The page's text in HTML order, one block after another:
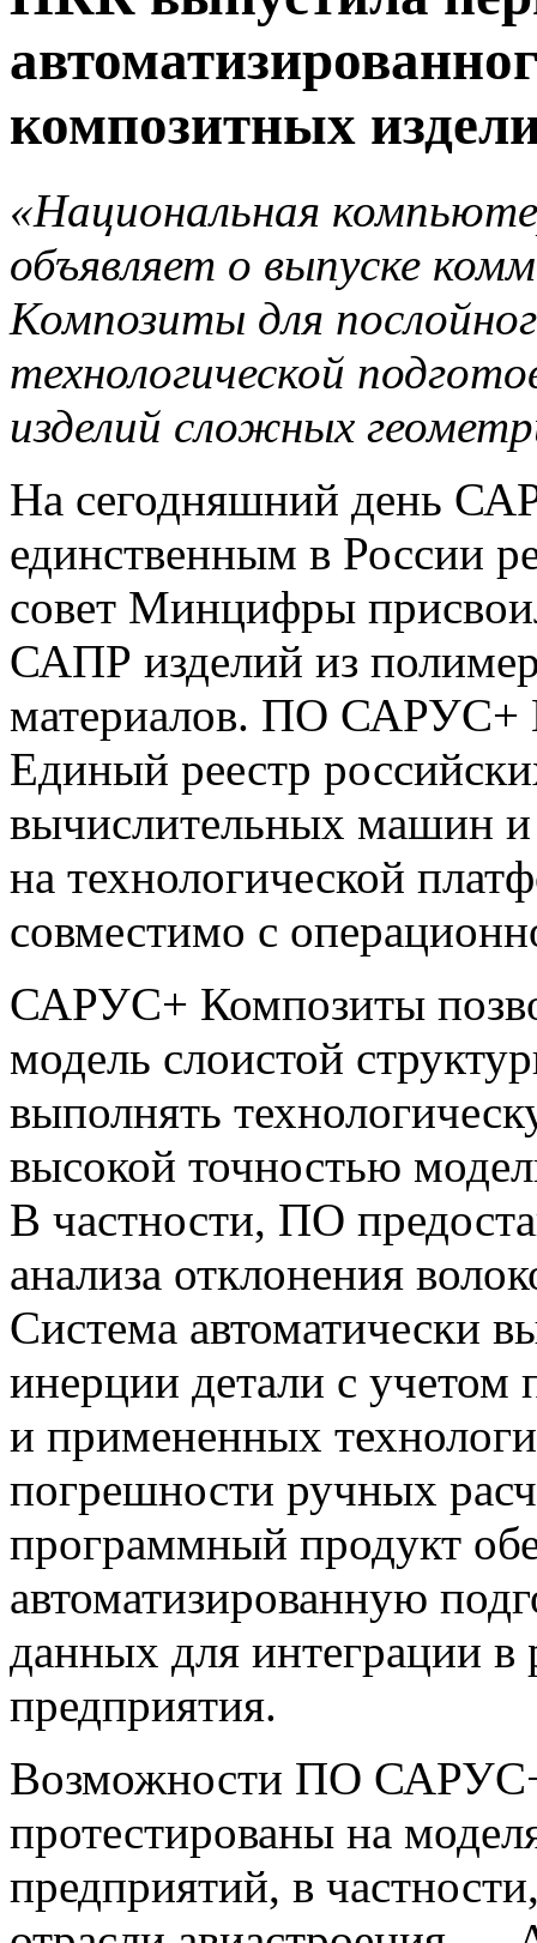
композитных
«Национальная
объявляет о выпуске
Композиты для
технологической
изделий сложных
На сегодняшний день
единственным в России
совет Минцифры
САПР изделий из
материалов. ПО САРУС+
Единый реестр
вычислительных машин
на технологической
совместимо с
САРУС+ Композиты
модель слоистой
выполнять
высокой точностью
В частности, ПО
анализа отклонения
Система автоматически
инерции детали с учетом
и примененных
погрешности ручных
программный продукт
автоматизированную
данных для интеграции в
предприятия.
Возможности ПО
протестированы на
предприятий, в